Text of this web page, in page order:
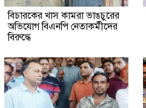
বিচারকের খাস কামরা ভাঙচুরের
অভিযোগ বিএনপি নেতাকর্মীদের
বিরুদ্ধে